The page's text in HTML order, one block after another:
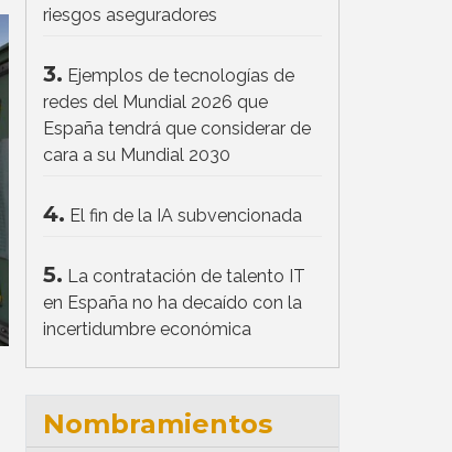
riesgos aseguradores
3. Ejemplos de tecnologías de
redes del Mundial 2026 que
España tendrá que considerar de
cara a su Mundial 2030
4. El fin de la IA subvencionada
5. La contratación de talento IT
en España no ha decaído con la
incertidumbre económica
Nombramientos